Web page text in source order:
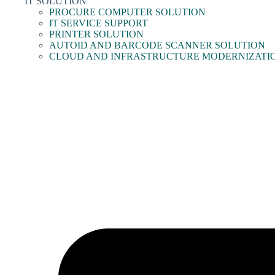
PROCURE COMPUTER SOLUTION
IT SERVICE SUPPORT
PRINTER SOLUTION
AUTOID AND BARCODE SCANNER SOLUTION
CLOUD AND INFRASTRUCTURE